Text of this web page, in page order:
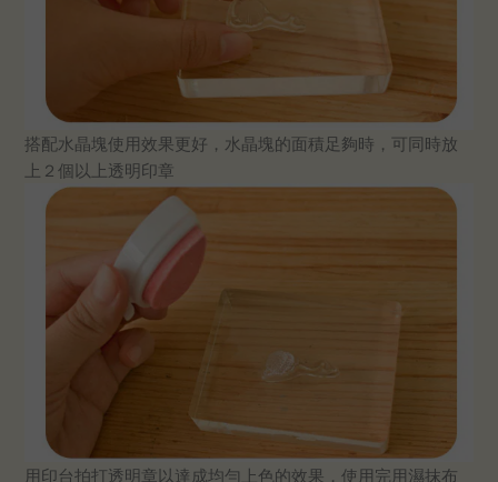
搭配水晶塊使用效果更好，水晶塊的面積足夠時，可同時放
上２個以上透明印章
用印台拍打透明章以達成均勻上色的效果，使用完用濕抹布